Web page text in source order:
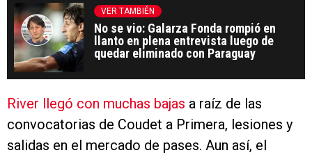
VER TAMBIÉN
No se vio: Galarza Fonda rompió en
llanto en plena entrevista luego de
quedar eliminado con Paraguay
River llegó con muchas bajas a raíz de las
convocatorias de Coudet a Primera, lesiones y
salidas en el mercado de pases. Aun así, el